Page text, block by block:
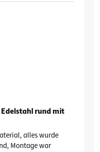
Edelstahl rund mit
alles wurde
Montage war